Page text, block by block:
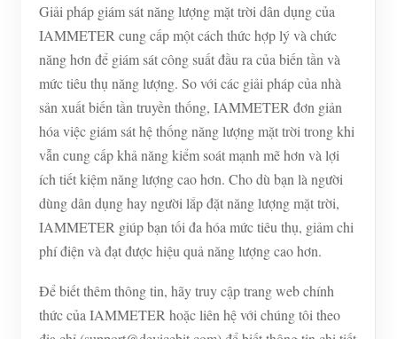
Giải pháp giám sát năng lượng mặt trời dân dụng của
IAMMETER cung cấp một cách thức hợp lý và chức
năng hơn để giám sát công suất đầu ra của biến tần và
mức tiêu thụ năng lượng. So với các giải pháp của nhà
sản xuất biến tần truyền thống, IAMMETER đơn giản
hóa việc giám sát hệ thống năng lượng mặt trời trong khi
vẫn cung cấp khả năng kiểm soát mạnh mẽ hơn và lợi
ích tiết kiệm năng lượng cao hơn. Cho dù bạn là người
dùng dân dụng hay người lắp đặt năng lượng mặt trời,
IAMMETER giúp bạn tối đa hóa mức tiêu thụ, giảm chi
phí điện và đạt được hiệu quả năng lượng cao hơn.
Để biết thêm thông tin, hãy truy cập trang web chính
thức của IAMMETER hoặc liên hệ với chúng tôi theo